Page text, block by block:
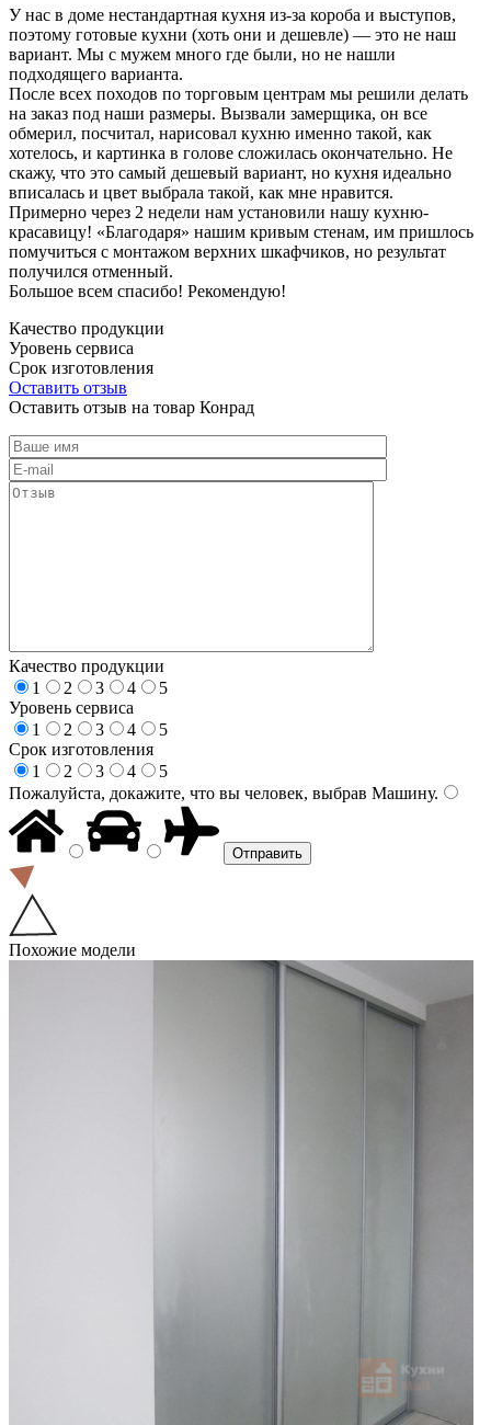
У нас в доме нестандартная кухня из-за короба и выступов,
поэтому готовые кухни (хоть они и дешевле) — это не наш
вариант. Мы с мужем много где были, но не нашли
подходящего варианта.
После всех походов по торговым центрам мы решили делать
на заказ под наши размеры. Вызвали замерщика, он все
обмерил, посчитал, нарисовал кухню именно такой, как
хотелось, и картинка в голове сложилась окончательно. Не
скажу, что это самый дешевый вариант, но кухня идеально
вписалась и цвет выбрала такой, как мне нравится.
Примерно через 2 недели нам установили нашу кухню-
красавицу! «Благодаря» нашим кривым стенам, им пришлось
помучиться с монтажом верхних шкафчиков, но результат
получился отменный.
Большое всем спасибо! Рекомендую!
Качество продукции
Уровень сервиса
Срок изготовления
Оставить отзыв
Оставить отзыв на товар Конрад
Качество продукции
1
2 3 4
5
Уровень сервиса
1
2 3 4
5
Срок изготовления
1
2 3 4
5
Пожалуйста, докажите, что вы человек, выбрав Машину.
Похожие модели